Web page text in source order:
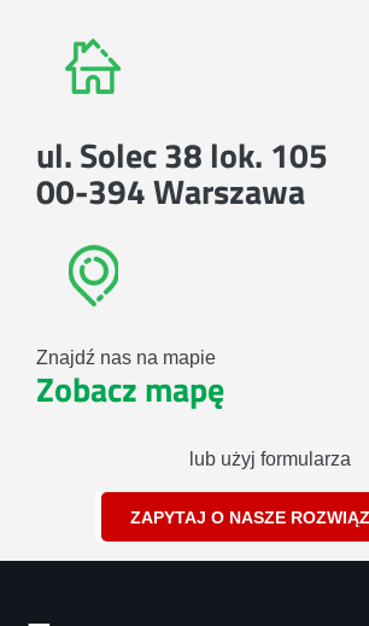
ul. Solec 38 lok. 105
00-394 Warszawa
Znajdź nas na mapie
Zobacz mapę
lub użyj formularza
ZAPYTAJ O NASZE